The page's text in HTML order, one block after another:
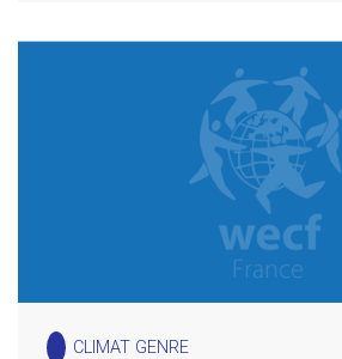
CLIMAT GENRE